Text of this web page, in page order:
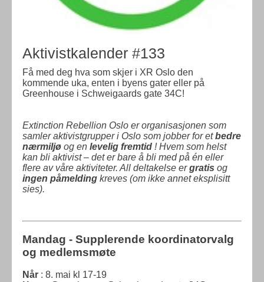
Aktivistkalender #133
Få med deg hva som skjer i XR Oslo den
kommende uka, enten i byens gater eller på
Greenhouse i Schweigaards gate 34C!
Extinction Rebellion Oslo er organisasjonen som
samler aktivistgrupper i Oslo som jobber for etbedre
nærmiljø og en levelig fremtid ! Hvem som helst
kan bli aktivist – det er bare å bli med på én eller
flere av våre aktiviteter. All deltakelse ergratis og
ingen påmelding kreves (om ikke annet eksplisitt
sies).
Mandag - Supplerende koordinatorvalg
og medlemsmøte
Når : 8. mai kl 17-19